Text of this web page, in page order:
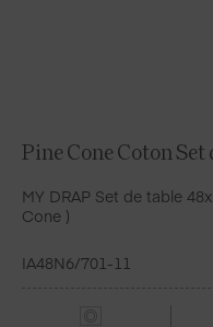
Pine Cone Coton
MY DRAP Set de table
Cone )
IA48N6/701-11